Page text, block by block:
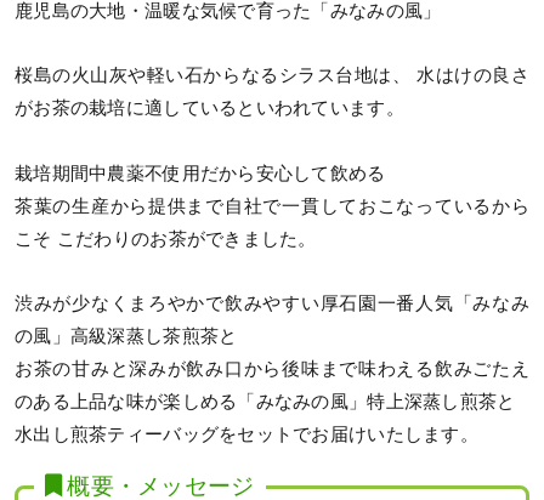
鹿児島の大地・温暖な気候で育った「みなみの風」
桜島の火山灰や軽い石からなるシラス台地は、 水はけの良さ
がお茶の栽培に適しているといわれています。
栽培期間中農薬不使用だから安心して飲める
茶葉の生産から提供まで自社で一貫しておこなっているから
こそ こだわりのお茶ができました。
渋みが少なくまろやかで飲みやすい厚石園一番人気「みなみ
の風」高級深蒸し茶煎茶と
お茶の甘みと深みが飲み口から後味まで味わえる飲みごたえ
のある上品な味が楽しめる「みなみの風」特上深蒸し煎茶と
水出し煎茶ティーバッグをセットでお届けいたします。
概要・メッセージ